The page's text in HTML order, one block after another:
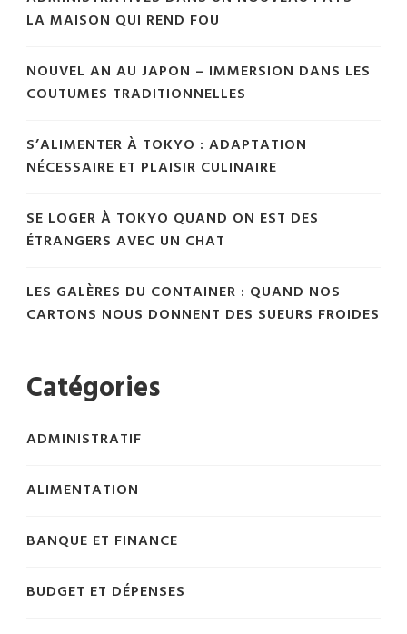
LA MAISON QUI REND FOU
NOUVEL AN AU JAPON – IMMERSION DANS LES
COUTUMES TRADITIONNELLES
S’ALIMENTER À TOKYO : ADAPTATION
NÉCESSAIRE ET PLAISIR CULINAIRE
SE LOGER À TOKYO QUAND ON EST DES
ÉTRANGERS AVEC UN CHAT
LES GALÈRES DU CONTAINER : QUAND NOS
CARTONS NOUS DONNENT DES SUEURS FROIDES
Catégories
ADMINISTRATIF
ALIMENTATION
BANQUE ET FINANCE
BUDGET ET DÉPENSES